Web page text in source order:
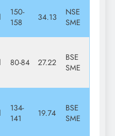
150-
158
34.13
NSE
SME
80-84 27.22
BSE
SME
134-
141
19.74
BSE
SME